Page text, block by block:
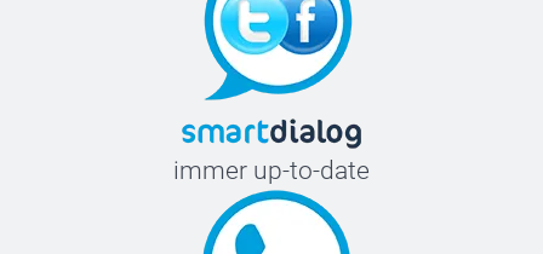
immer up-to-date